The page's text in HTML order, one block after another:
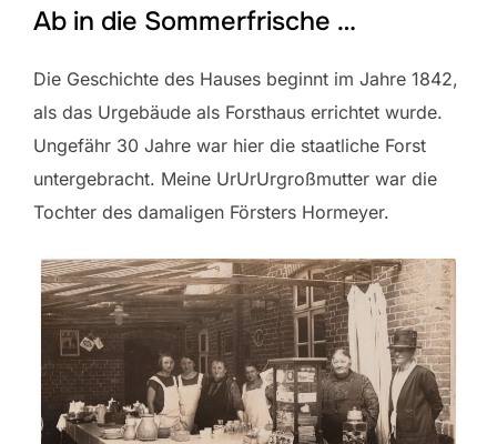
Ab in die Sommerfrische …
Die Geschichte des Hauses beginnt im Jahre 1842,
als das Urgebäude als Forsthaus errichtet wurde.
Ungefähr 30 Jahre war hier die staatliche Forst
untergebracht. Meine UrUrUrgroßmutter war die
Tochter des damaligen Försters Hormeyer.